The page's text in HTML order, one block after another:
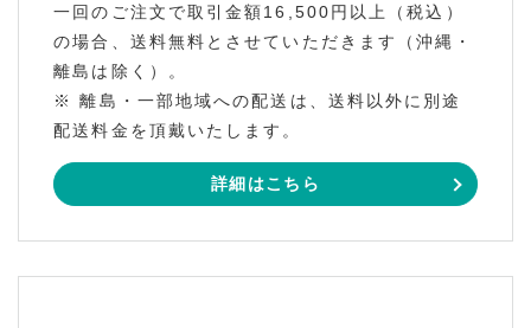
一回のご注文で取引金額16,500円以上（税込）
の場合、送料無料とさせていただきます（沖縄・
離島は除く）。
※ 離島・一部地域への配送は、送料以外に別途
配送料金を頂戴いたします。
詳細はこちら